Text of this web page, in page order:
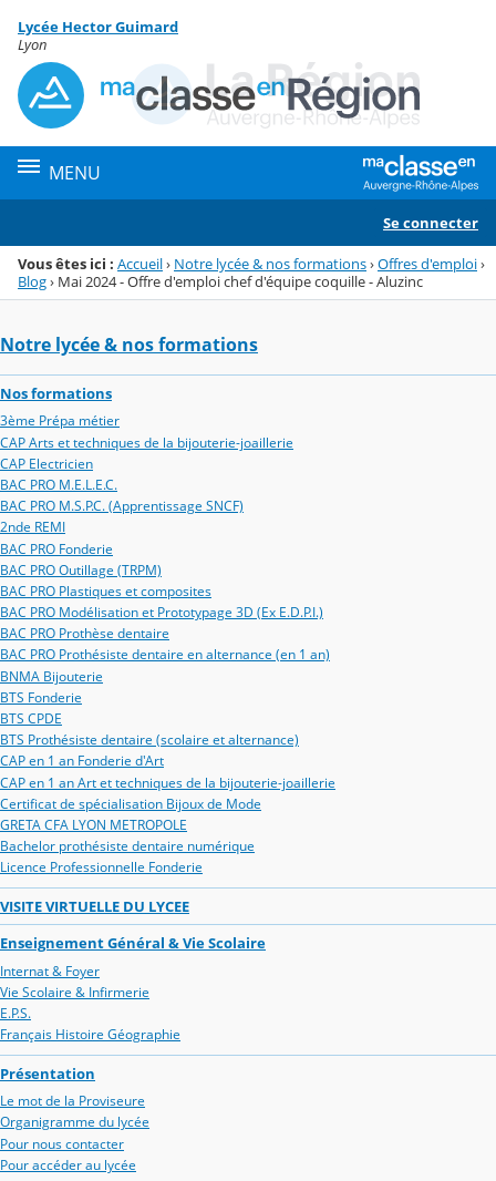
Menu de la rubrique
Contenu
Lycée Hector Guimard
Lyon
MENU
Se connecter
Vous êtes ici : Accueil› Notre lycée & nos formations›Offres d'emploi›
Blog› Mai 2024 - Offre d'emploi chef d'équipe coquille - Aluzinc
Notre lycée & nos formations
Nos formations
3ème Prépa métier
CAP Arts et techniques de la bijouterie-joaillerie
CAP Electricien
BAC PRO M.E.L.E.C.
BAC PRO M.S.P.C. (Apprentissage SNCF)
2nde REMI
BAC PRO Fonderie
BAC PRO Outillage (TRPM)
BAC PRO Plastiques et composites
BAC PRO Modélisation et Prototypage 3D (Ex E.D.P.I.)
BAC PRO Prothèse dentaire
BAC PRO Prothésiste dentaire en alternance (en 1 an)
BNMA Bijouterie
BTS Fonderie
BTS CPDE
BTS Prothésiste dentaire (scolaire et alternance)
CAP en 1 an Fonderie d'Art
CAP en 1 an Art et techniques de la bijouterie-joaillerie
Certificat de spécialisation Bijoux de Mode
GRETA CFA LYON METROPOLE
Bachelor prothésiste dentaire numérique
Licence Professionnelle Fonderie
VISITE VIRTUELLE DU LYCEE
Enseignement Général & Vie Scolaire
Internat & Foyer
Vie Scolaire & Infirmerie
E.P.S.
Français Histoire Géographie
Présentation
Le mot de la Proviseure
Organigramme du lycée
Pour nous contacter
Pour accéder au lycée